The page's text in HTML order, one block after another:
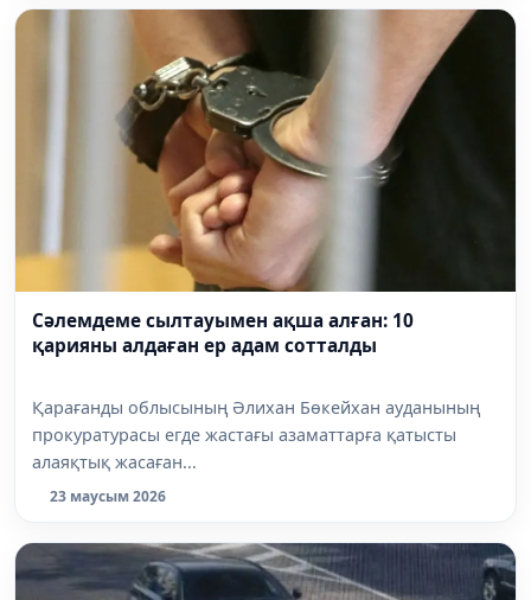
Сәлемдеме сылтауымен ақша алған: 10
қарияны алдаған ер адам сотталды
Қарағанды облысының Әлихан Бөкейхан ауданының
прокуратурасы егде жастағы азаматтарға қатысты
алаяқтық жасаған...
23 маусым 2026